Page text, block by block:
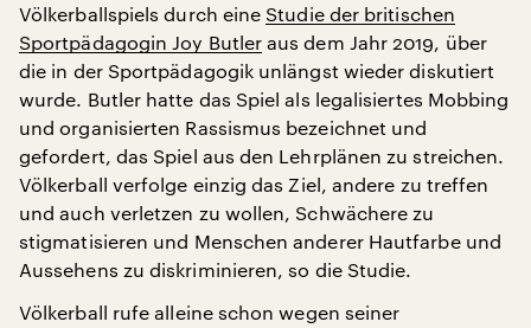
Völkerballspiels durch eine Studie der britischen
Sportpädagogin Joy Butler aus dem Jahr 2019, über
die in der Sportpädagogik unlängst wieder diskutiert
wurde. Butler hatte das Spiel als legalisiertes Mobbing
und organisierten Rassismus bezeichnet und
gefordert, das Spiel aus den Lehrplänen zu streichen.
Völkerball verfolge einzig das Ziel, andere zu treffen
und auch verletzen zu wollen, Schwächere zu
stigmatisieren und Menschen anderer Hautfarbe und
Aussehens zu diskriminieren, so die Studie.
Völkerball rufe alleine schon wegen seiner